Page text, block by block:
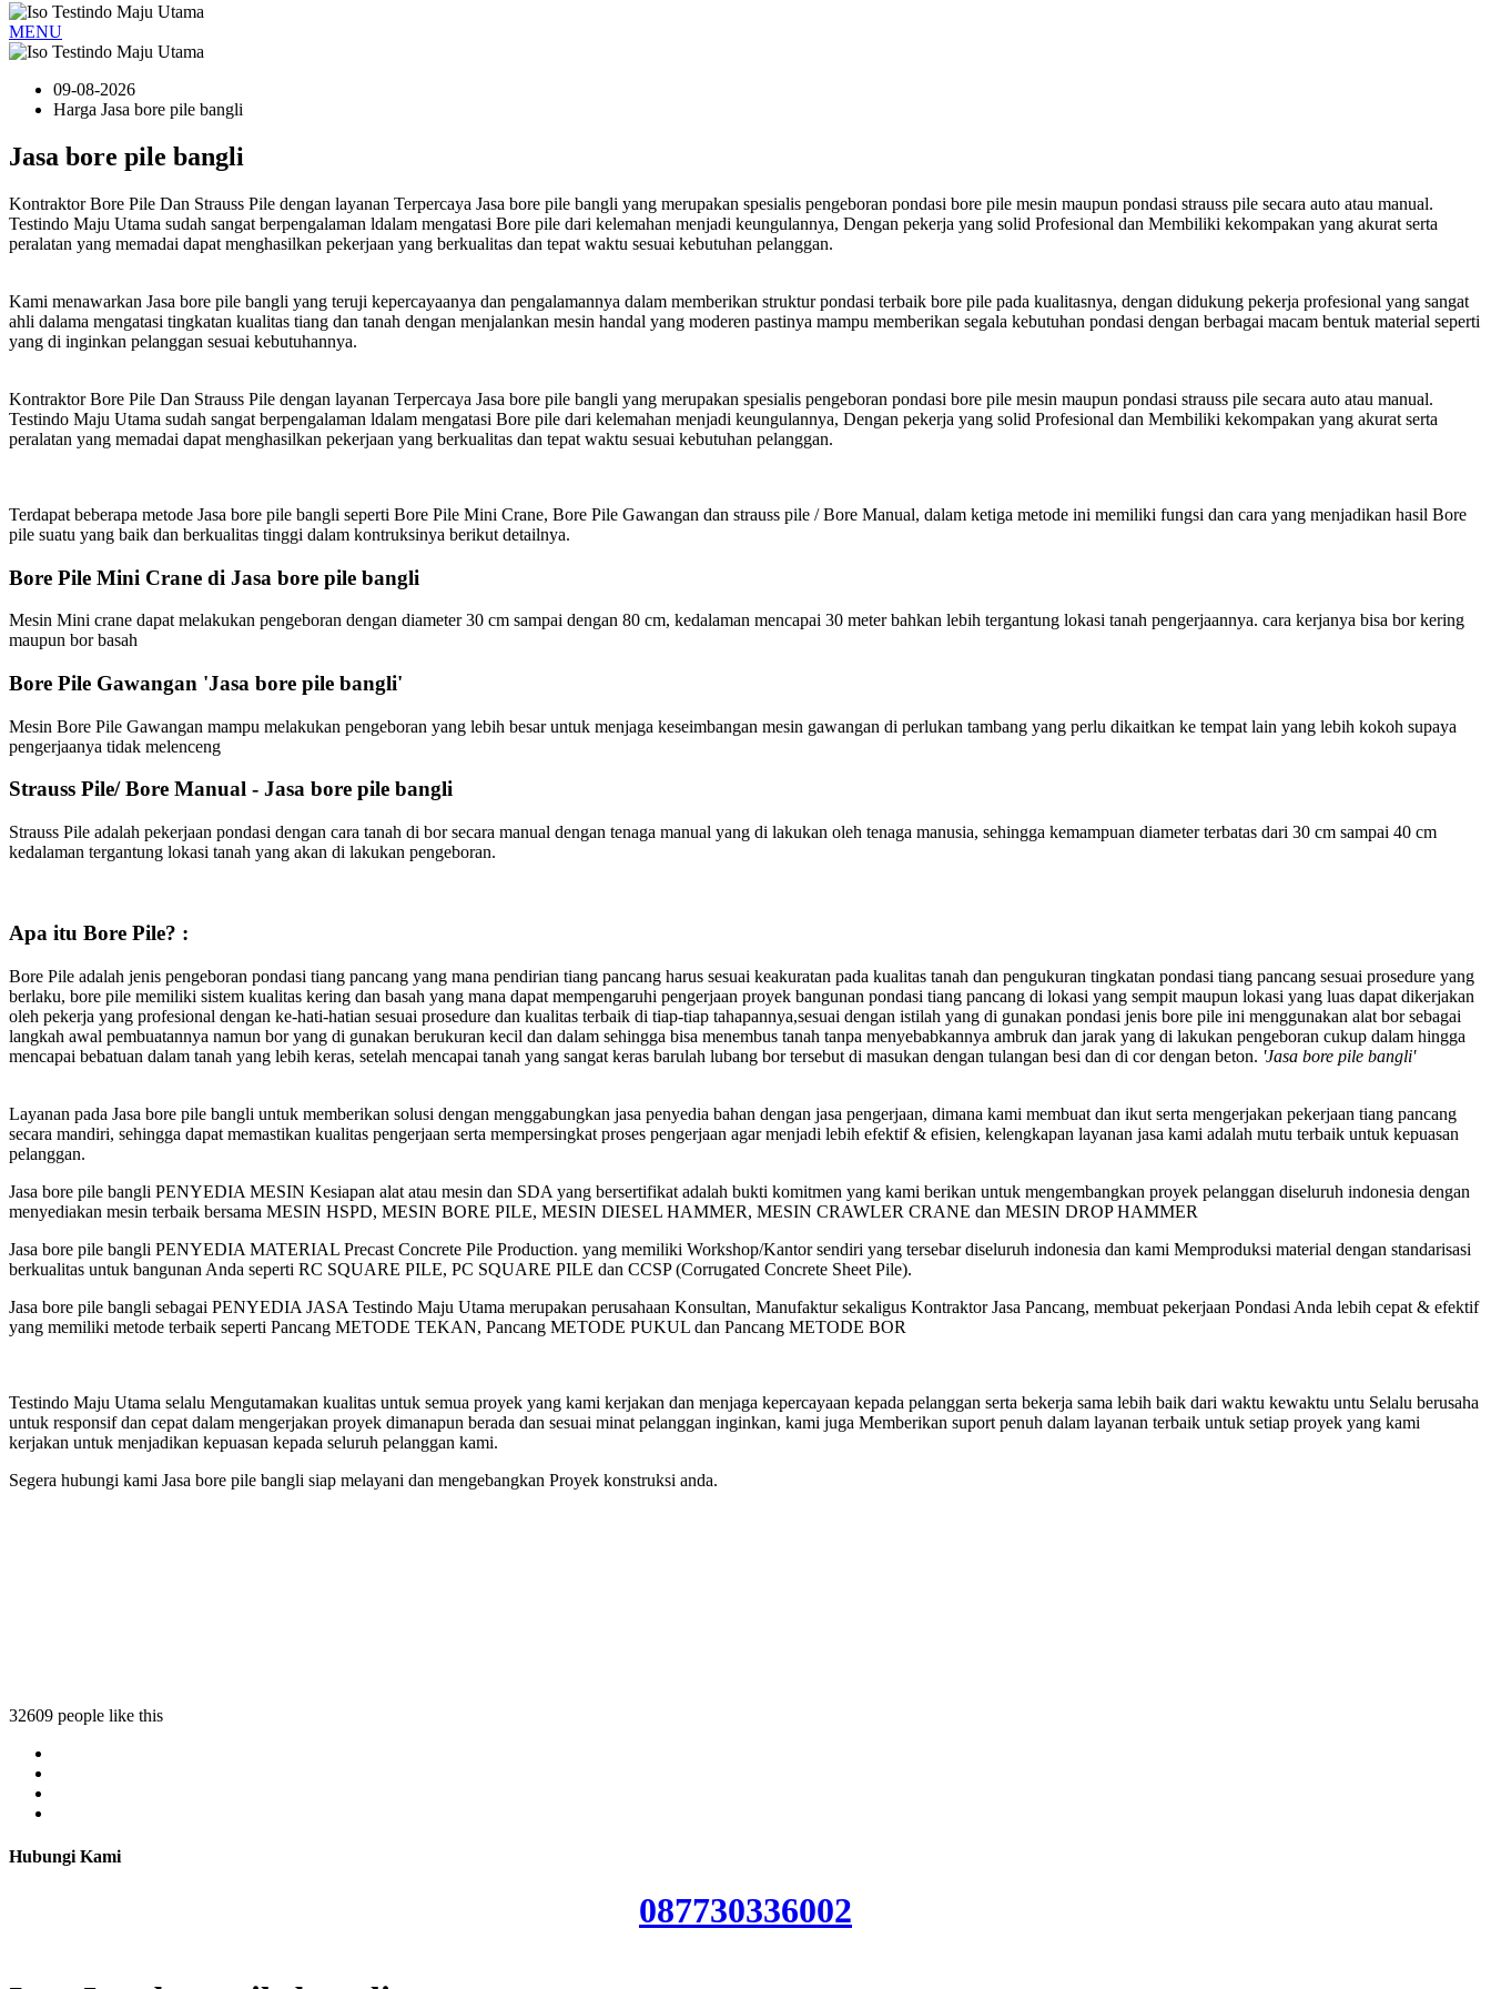
MENU
09-08-2026
Harga Jasa bore pile bangli
Jasa bore pile bangli
Kontraktor Bore Pile Dan Strauss Pile dengan layanan Terpercaya Jasa bore pile bangli yang merupakan spesialis pengeboran pondasi bore pile mesin maupun pondasi strauss pile secara auto atau manual.
Testindo Maju Utama sudah sangat berpengalaman ldalam mengatasi Bore pile dari kelemahan menjadi keungulannya, Dengan pekerja yang solid Profesional dan Membiliki kekompakan yang akurat serta
peralatan yang memadai dapat menghasilkan pekerjaan yang berkualitas dan tepat waktu sesuai kebutuhan pelanggan.
Kami menawarkan Jasa bore pile bangli yang teruji kepercayaanya dan pengalamannya dalam memberikan struktur pondasi terbaik bore pile pada kualitasnya, dengan didukung pekerja profesional yang sangat
ahli dalama mengatasi tingkatan kualitas tiang dan tanah dengan menjalankan mesin handal yang moderen pastinya mampu memberikan segala kebutuhan pondasi dengan berbagai macam bentuk material seperti
yang di inginkan pelanggan sesuai kebutuhannya.
Kontraktor Bore Pile Dan Strauss Pile dengan layanan Terpercaya Jasa bore pile bangli yang merupakan spesialis pengeboran pondasi bore pile mesin maupun pondasi strauss pile secara auto atau manual.
Testindo Maju Utama sudah sangat berpengalaman ldalam mengatasi Bore pile dari kelemahan menjadi keungulannya, Dengan pekerja yang solid Profesional dan Membiliki kekompakan yang akurat serta
peralatan yang memadai dapat menghasilkan pekerjaan yang berkualitas dan tepat waktu sesuai kebutuhan pelanggan.
Terdapat beberapa metode Jasa bore pile bangli seperti Bore Pile Mini Crane, Bore Pile Gawangan dan strauss pile / Bore Manual, dalam ketiga metode ini memiliki fungsi dan cara yang menjadikan hasil Bore
pile suatu yang baik dan berkualitas tinggi dalam kontruksinya berikut detailnya.
Bore Pile Mini Crane di Jasa bore pile bangli
Mesin Mini crane dapat melakukan pengeboran dengan diameter 30 cm sampai dengan 80 cm, kedalaman mencapai 30 meter bahkan lebih tergantung lokasi tanah pengerjaannya. cara kerjanya bisa bor kering
maupun bor basah
Bore Pile Gawangan 'Jasa bore pile bangli'
Mesin Bore Pile Gawangan mampu melakukan pengeboran yang lebih besar untuk menjaga keseimbangan mesin gawangan di perlukan tambang yang perlu dikaitkan ke tempat lain yang lebih kokoh supaya
pengerjaanya tidak melenceng
Strauss Pile/ Bore Manual - Jasa bore pile bangli
Strauss Pile adalah pekerjaan pondasi dengan cara tanah di bor secara manual dengan tenaga manual yang di lakukan oleh tenaga manusia, sehingga kemampuan diameter terbatas dari 30 cm sampai 40 cm
kedalaman tergantung lokasi tanah yang akan di lakukan pengeboran.
Apa itu Bore Pile? :
Bore Pile adalah jenis pengeboran pondasi tiang pancang yang mana pendirian tiang pancang harus sesuai keakuratan pada kualitas tanah dan pengukuran tingkatan pondasi tiang pancang sesuai prosedure yang
berlaku, bore pile memiliki sistem kualitas kering dan basah yang mana dapat mempengaruhi pengerjaan proyek bangunan pondasi tiang pancang di lokasi yang sempit maupun lokasi yang luas dapat dikerjakan
oleh pekerja yang profesional dengan ke-hati-hatian sesuai prosedure dan kualitas terbaik di tiap-tiap tahapannya,sesuai dengan istilah yang di gunakan pondasi jenis bore pile ini menggunakan alat bor sebagai
langkah awal pembuatannya namun bor yang di gunakan berukuran kecil dan dalam sehingga bisa menembus tanah tanpa menyebabkannya ambruk dan jarak yang di lakukan pengeboran cukup dalam hingga
mencapai bebatuan dalam tanah yang lebih keras, setelah mencapai tanah yang sangat keras barulah lubang bor tersebut di masukan dengan tulangan besi dan di cor dengan beton. 'Jasa bore pile bangli'
Layanan pada Jasa bore pile bangli untuk memberikan solusi dengan menggabungkan jasa penyedia bahan dengan jasa pengerjaan, dimana kami membuat dan ikut serta mengerjakan pekerjaan tiang pancang
secara mandiri, sehingga dapat memastikan kualitas pengerjaan serta mempersingkat proses pengerjaan agar menjadi lebih efektif & efisien, kelengkapan layanan jasa kami adalah mutu terbaik untuk kepuasan
pelanggan.
Jasa bore pile bangli PENYEDIA MESIN Kesiapan alat atau mesin dan SDA yang bersertifikat adalah bukti komitmen yang kami berikan untuk mengembangkan proyek pelanggan diseluruh indonesia dengan
menyediakan mesin terbaik bersama MESIN HSPD, MESIN BORE PILE, MESIN DIESEL HAMMER, MESIN CRAWLER CRANE dan MESIN DROP HAMMER
Jasa bore pile bangli PENYEDIA MATERIAL Precast Concrete Pile Production. yang memiliki Workshop/Kantor sendiri yang tersebar diseluruh indonesia dan kami Memproduksi material dengan standarisasi
berkualitas untuk bangunan Anda seperti RC SQUARE PILE, PC SQUARE PILE dan CCSP (Corrugated Concrete Sheet Pile).
Jasa bore pile bangli sebagai PENYEDIA JASA Testindo Maju Utama merupakan perusahaan Konsultan, Manufaktur sekaligus Kontraktor Jasa Pancang, membuat pekerjaan Pondasi Anda lebih cepat & efektif
yang memiliki metode terbaik seperti Pancang METODE TEKAN, Pancang METODE PUKUL dan Pancang METODE BOR
Testindo Maju Utama selalu Mengutamakan kualitas untuk semua proyek yang kami kerjakan dan menjaga kepercayaan kepada pelanggan serta bekerja sama lebih baik dari waktu kewaktu untu Selalu berusaha
untuk responsif dan cepat dalam mengerjakan proyek dimanapun berada dan sesuai minat pelanggan inginkan, kami juga Memberikan suport penuh dalam layanan terbaik untuk setiap proyek yang kami
kerjakan untuk menjadikan kepuasan kepada seluruh pelanggan kami.
Segera hubungi kami Jasa bore pile bangli siap melayani dan mengebangkan Proyek konstruksi anda.
32609 people like this
Hubungi Kami
087730336002